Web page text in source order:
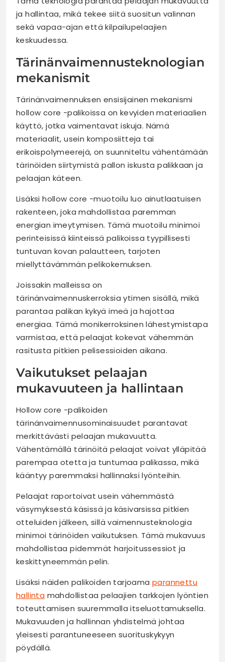
ja hallintaa, mikä tekee siitä suositun valinnan
sekä vapaa-ajan että kilpailupelaajien
keskuudessa.
Tärinänvaimennusteknologian
mekanismit
Tärinänvaimennuksen ensisijainen mekanismi
hollow core -palikoissa on kevyiden materiaalien
käyttö, jotka vaimentavat iskuja. Nämä
materiaalit, usein komposiitteja tai
erikoispolymeerejä, on suunniteltu vähentämään
tärinöiden siirtymistä pallon iskusta palikkaan ja
pelaajan käteen.
Lisäksi hollow core -muotoilu luo ainutlaatuisen
rakenteen, joka mahdollistaa paremman
energian imeytymisen. Tämä muotoilu minimoi
perinteisissä kiinteissä palikoissa tyypillisesti
tuntuvan kovan palautteen, tarjoten
miellyttävämmän pelikokemuksen.
Joissakin malleissa on
tärinänvaimennuskerroksia ytimen sisällä, mikä
parantaa palikan kykyä imeä ja hajottaa
energiaa. Tämä monikerroksinen lähestymistapa
varmistaa, että pelaajat kokevat vähemmän
rasitusta pitkien pelisessioiden aikana.
Vaikutukset pelaajan
mukavuuteen ja hallintaan
Hollow core -palikoiden
tärinänvaimennusominaisuudet parantavat
merkittävästi pelaajan mukavuutta.
Vähentämällä tärinöitä pelaajat voivat ylläpitää
parempaa otetta ja tuntumaa palikassa, mikä
kääntyy paremmaksi hallinnaksi lyönteihin.
Pelaajat raportoivat usein vähemmästä
väsymyksestä käsissä ja käsivarsissa pitkien
otteluiden jälkeen, sillä vaimennusteknologia
minimoi tärinöiden vaikutuksen. Tämä mukavuus
mahdollistaa pidemmät harjoitussessiot ja
keskittyneemmän pelin.
Lisäksi näiden palikoiden tarjoama parannettu
hallinta mahdollistaa pelaajien tarkkojen lyöntien
toteuttamisen suuremmalla itseluottamuksella.
Mukavuuden ja hallinnan yhdistelmä johtaa
yleisesti parantuneeseen suorituskykyyn
pöydällä.